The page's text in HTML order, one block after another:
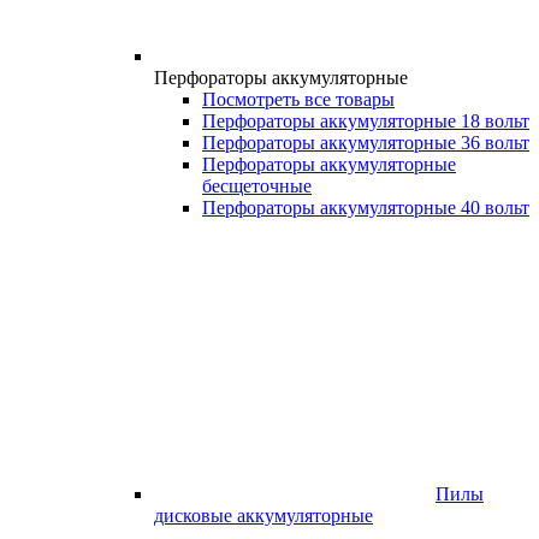
Перфораторы аккумуляторные
Посмотреть все товары
Перфораторы аккумуляторные 18 вольт
Перфораторы аккумуляторные 36 вольт
Перфораторы аккумуляторные
бесщеточные
Перфораторы аккумуляторные 40 вольт
Пилы
дисковые аккумуляторные